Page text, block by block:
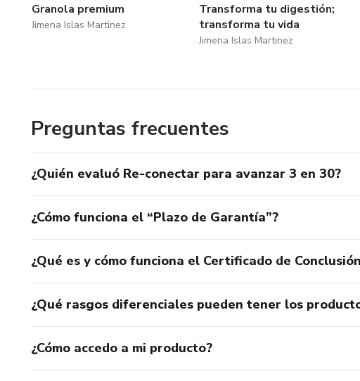
Granola premium
Jimena Islas Martinez
Transforma tu digestión;
transforma tu vida
Jimena Islas Martinez
Preguntas frecuentes
¿Quién evaluó Re-conectar para avanzar 3 en 30?
¿Cómo funciona el “Plazo de Garantía”?
¿Qué es y cómo funciona el Certificado de
¿Qué rasgos diferenciales pueden tener los
¿Cómo accedo a mi producto?